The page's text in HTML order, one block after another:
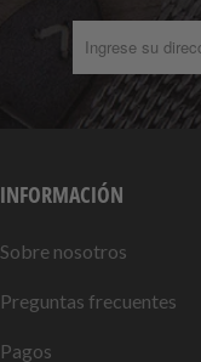
INFORMACIÓN
Sobre nosotros
Preguntas frecuentes
Pagos